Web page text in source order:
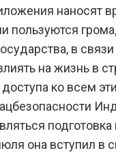
наносят
пользуются
в
на жизнь в
ко всем
подготовка
она вступил в